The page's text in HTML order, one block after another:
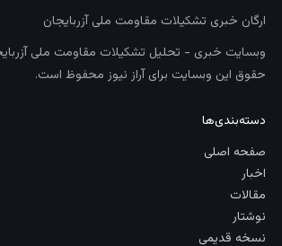
ارگان خبری تشکیلات مقاومت ملی آزربایجان
وبسایت خبری - تحلیل تشکیلات مقاومت ملی
حقوق این وبسایت برای آراز نیوز محفوظ است.
دسته‌بندی‌ها
صفحه اصلی
اخبار
مقالات
نوشتار
نسخه قدیمی